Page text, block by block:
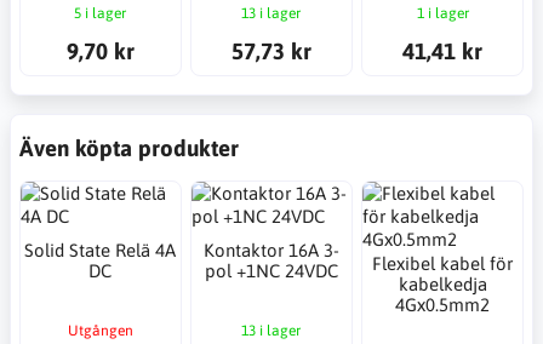
5 i lager
9,70 kr
13 i lager
57,73 kr
1 i lager
41,41 kr
Även köpta produkter
Solid State Relä 4A
DC
Utgången
Kontaktor 16A 3-
pol +1NC 24VDC
13 i lager
Flexibel kabel för
kabelkedja
4Gx0.5mm2